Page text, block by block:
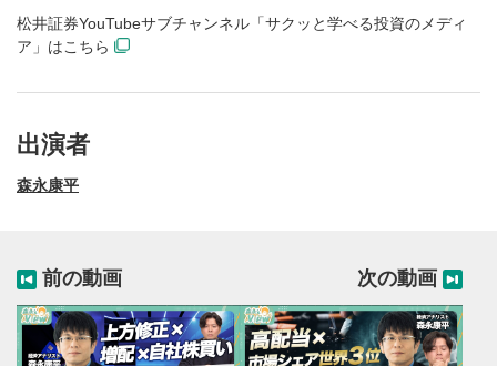
1
動画再生エリア
動画再生エリアをクリックすると、動画を再生または
一時停止します。
松井証券YouTubeサブチャンネル「サクッと学べる投資のメディ
ア」はこちら
出演者
森永康平
前の動画 次の動画